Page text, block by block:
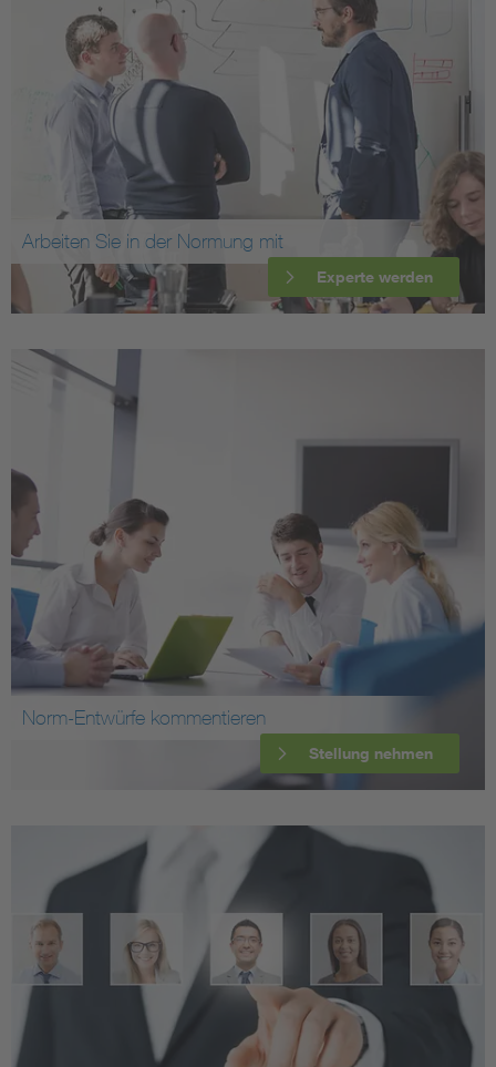
Arbeiten Sie in der Normung mit
Experte werden
Norm-Entwürfe kommentieren
Stellung nehmen